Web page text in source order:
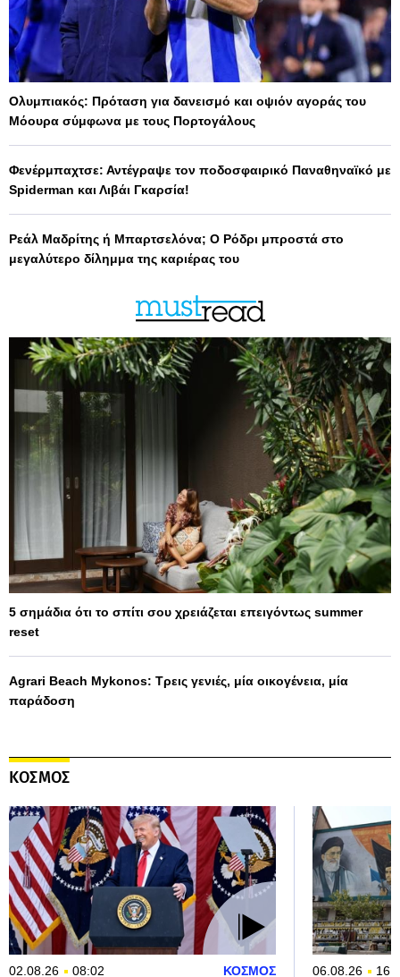
Ολυμπιακός: Πρόταση για δανεισμό και οψιόν αγοράς του
Μόουρα σύμφωνα με τους Πορτογάλους
Φενέρμπαχτσε: Αντέγραψε τον ποδοσφαιρικό Παναθηναϊκό με
Spiderman και Λιβάι Γκαρσία!
Ρεάλ Μαδρίτης ή Μπαρτσελόνα; Ο Ρόδρι μπροστά στο
μεγαλύτερο δίλημμα της καριέρας του
5 σημάδια ότι το σπίτι σου χρειάζεται επειγόντως summer
reset
Agrari Beach Mykonos: Τρεις γενιές, μία οικογένεια, μία
παράδοση
ΚΟΣΜΟΣ
02.08.26 08:02 ΚΟΣΜΟΣ 06.08.26